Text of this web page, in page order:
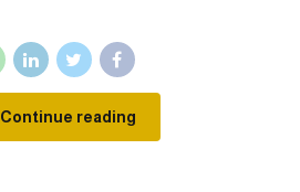
Continue reading